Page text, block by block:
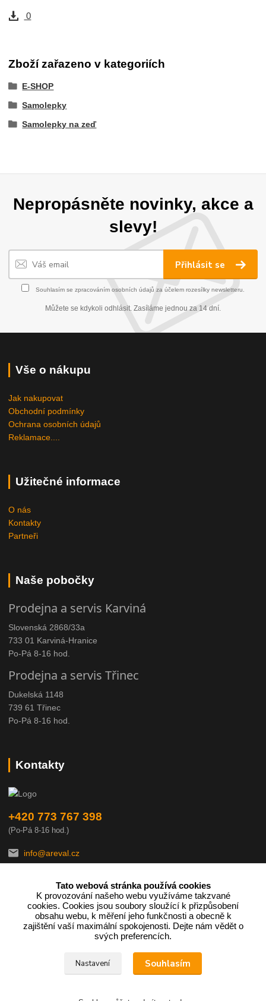
0
Zboží zařazeno v kategoriích
E-SHOP
Samolepky
Samolepky na zeď
Nepropásněte novinky, akce a
slevy!
Přihlásit se
Souhlasím se zpracováním osobních údajů za účelem rozesílky newsletteru.
Můžete se kdykoli odhlásit. Zasíláme jednou za 14 dní.
Vše o nákupu
Jak nakupovat
Obchodní podmínky
Ochrana osobních údajů
Reklamace....
Užitečné informace
O nás
Kontakty
Partneři
Naše pobočky
Prodejna a servis Karviná
Slovenská 2868/33a
733 01 Karviná-Hranice
Po-Pá 8-16 hod.
Prodejna a servis Třinec
Dukelská 1148
739 61 Třinec
Po-Pá 8-16 hod.
Kontakty
+420 773 767 398
(Po-Pá 8-16 hod.)
info@areval.cz
Podle zákona o evidenci tržeb je prodávající povinen vystavit
Zároveň je povinen zaevidovat přijatou tržbu u správce daně online;
v případě technického výpadku pak nejpozději do 48 hodin.
Tato webová stránka používá cookies
K provozování našeho webu využíváme takzvané
cookies. Cookies jsou soubory sloužící k přizpůsobení
obsahu webu, k měření jeho funkčnosti a obecně k
zajištění vaší maximální spokojenosti. Dejte nám vědět o
svých preferencích.
Nastavení Souhlasím